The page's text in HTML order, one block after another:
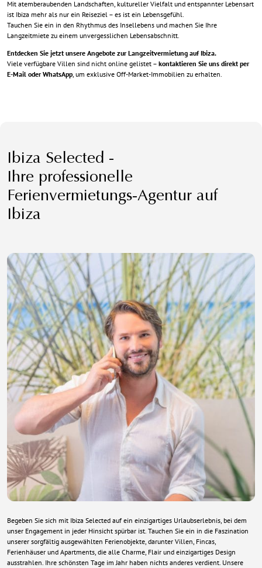
Mit atemberaubenden Landschaften, kultureller Vielfalt und entspannter Lebensart
ist Ibiza mehr als nur ein Reiseziel – es ist ein Lebensgefühl.
Tauchen Sie ein in den Rhythmus des Insellebens und machen Sie Ihre
Langzeitmiete zu einem unvergesslichen Lebensabschnitt.
Entdecken Sie jetzt unsere Angebote zur Langzeitvermietung auf Ibiza.
Viele verfügbare Villen sind nicht online gelistet – kontaktieren Sie uns direkt per
E-Mail oder WhatsApp, um exklusive Off-Market-Immobilien zu erhalten.
Ibiza Selected -
Ihre professionelle
Ferienvermietungs-Agentur auf
Ibiza
Begeben Sie sich mit Ibiza Selected auf ein einzigartiges Urlaubserlebnis, bei dem
unser Engagement in jeder Hinsicht spürbar ist. Tauchen Sie ein in die Faszination
unserer sorgfältig ausgewählten Ferienobjekte, darunter Villen, Fincas,
Ferienhäuser und Apartments, die alle Charme, Flair und einzigartiges Design
ausstrahlen. Ihre schönsten Tage im Jahr haben nichts anderes verdient. Unsere